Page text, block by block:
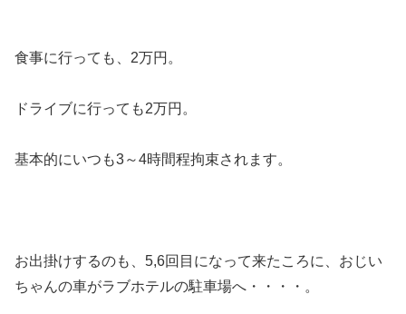
食事に行っても、2万円。
ドライブに行っても2万円。
基本的にいつも3～4時間程拘束されます。
お出掛けするのも、5,6回目になって来たころに、おじい
ちゃんの車がラブホテルの駐車場へ・・・・。